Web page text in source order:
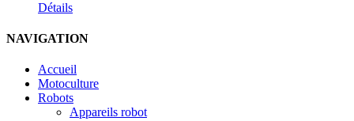
Détails
NAVIGATION
Accueil
Motoculture
Robots
Appareils robot